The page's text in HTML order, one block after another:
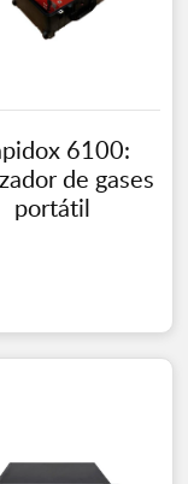
6100:
de gases
portátil